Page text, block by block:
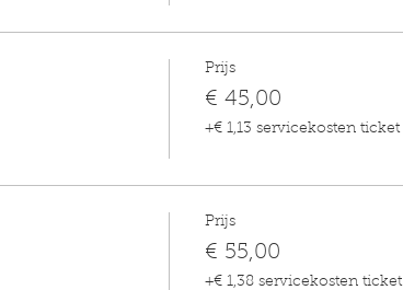
Prijs
€ 45,00
+€ 1,13 servicekosten ticket
Prijs
€ 55,00
+€ 1,38 servicekosten ticket